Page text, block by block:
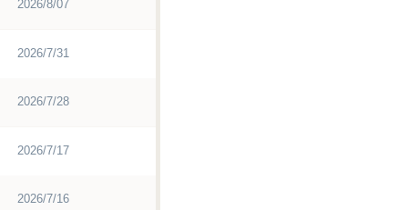
2026/8/07
2026/7/31
2026/7/28
2026/7/17
2026/7/16